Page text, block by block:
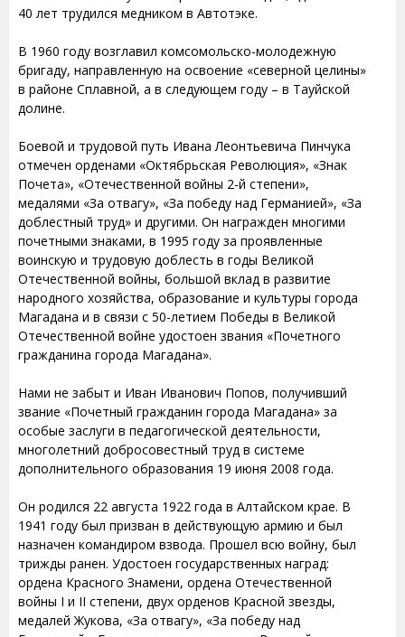
40 лет трудился медником в Автотэке.
В 1960 году возглавил комсомольско-молодежную
бригаду, направленную на освоение «северной целины»
в районе Сплавной, а в следующем году – в Тауйской
долине.
Боевой и трудовой путь Ивана Леонтьевича Пинчука
отмечен орденами «Октябрьская Революция», «Знак
Почета», «Отечественной войны 2-й степени»,
медалями «За отвагу», «За победу над Германией», «За
доблестный труд» и другими. Он награжден многими
почетными знаками, в 1995 году за проявленные
воинскую и трудовую доблесть в годы Великой
Отечественной войны, большой вклад в развитие
народного хозяйства, образование и культуры города
Магадана и в связи с 50-летием Победы в Великой
Отечественной войне удостоен звания «Почетного
гражданина города Магадана».
Нами не забыт и Иван Иванович Попов, получивший
звание «Почетный гражданин города Магадана» за
особые заслуги в педагогической деятельности,
многолетний добросовестный труд в системе
дополнительного образования 19 июня 2008 года.
Он родился 22 августа 1922 года в Алтайском крае. В
1941 году был призван в действующую армию и был
назначен командиром взвода. Прошел всю войну, был
трижды ранен. Удостоен государственных наград:
ордена Красного Знамени, ордена Отечественной
войны I и II степени, двух орденов Красной звезды,
медалей Жукова, «За отвагу», «За победу над